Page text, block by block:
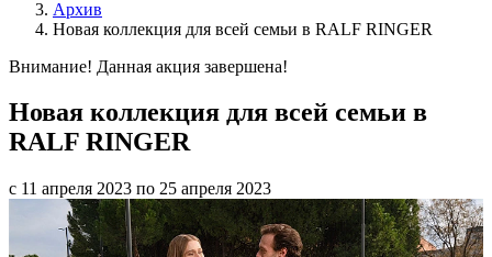
Архив
Новая коллекция для всей семьи в RALF RINGER
Внимание! Данная акция завершена!
Новая коллекция для всей семьи в
RALF RINGER
с 11 апреля 2023 по 25 апреля 2023